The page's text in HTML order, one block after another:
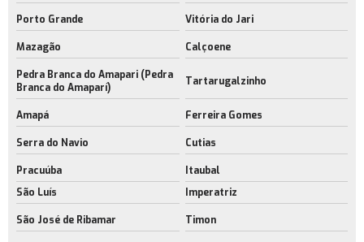
Porto Grande Vitória do Jari
Mazagão Calçoene
Pedra Branca do Amapari (Pedra
Branca do Amaparí)
Tartarugalzinho
Amapá Ferreira Gomes
Serra do Navio Cutias
Pracuúba
Itaubal
São Luís
Imperatriz
São José de Ribamar Timon